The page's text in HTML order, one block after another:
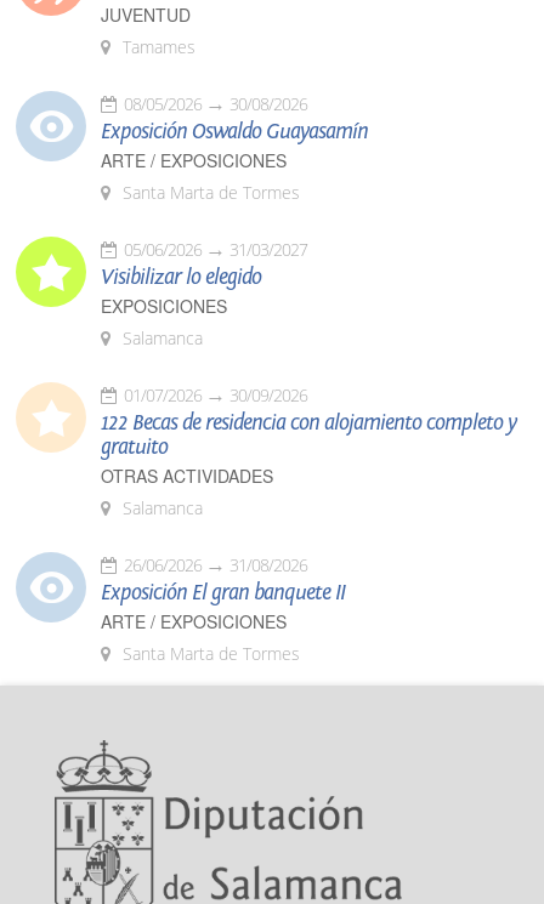
JUVENTUD
Tamames
08/05/2026 30/08/2026
Exposición Oswaldo Guayasamín
ARTE / EXPOSICIONES
Santa Marta de Tormes
05/06/2026 31/03/2027
Visibilizar lo elegido
EXPOSICIONES
Salamanca
01/07/2026 30/09/2026
122 Becas de residencia con alojamiento completo y
gratuito
OTRAS ACTIVIDADES
Salamanca
26/06/2026 31/08/2026
Exposición El gran banquete II
ARTE / EXPOSICIONES
Santa Marta de Tormes